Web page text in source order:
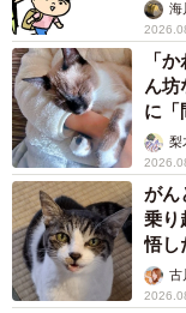
海
「
ん
に「
梨
がん
乗り
悟し
古